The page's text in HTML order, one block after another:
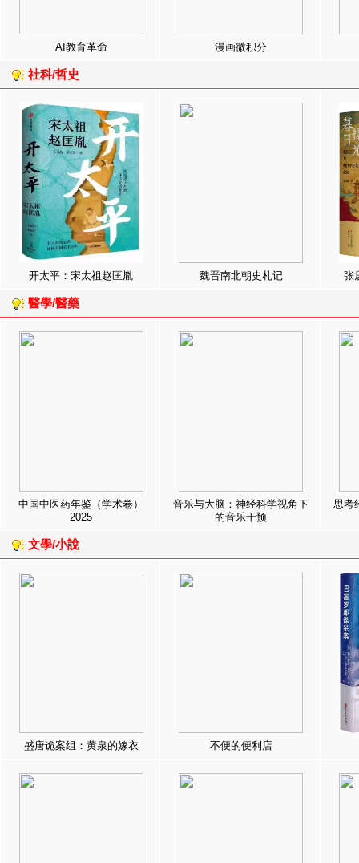
AI教育革命 漫画微积分
社科/哲史
开太平：宋太祖赵匡胤 魏晋南北朝史札记 张
醫學/醫藥
中国中医药年鉴（学术卷）
2025
音乐与大脑：神经科学视角下
的音乐干预
思考
文學/小說
盛唐诡案组：黄泉的嫁衣 不便的便利店